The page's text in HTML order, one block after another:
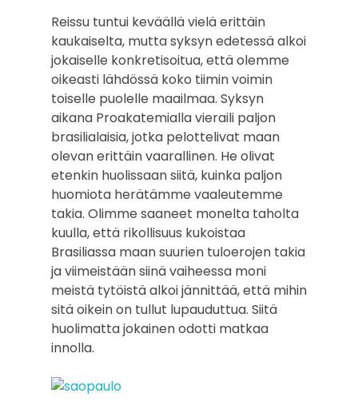
Reissu tuntui keväällä vielä erittäin
kaukaiselta, mutta syksyn edetessä alkoi
jokaiselle konkretisoitua, että olemme
oikeasti lähdössä koko tiimin voimin
toiselle puolelle maailmaa. Syksyn
aikana Proakatemialla vieraili paljon
brasilialaisia, jotka pelottelivat maan
olevan erittäin vaarallinen. He olivat
etenkin huolissaan siitä, kuinka paljon
huomiota herätämme vaaleutemme
takia. Olimme saaneet monelta taholta
kuulla, että rikollisuus kukoistaa
Brasiliassa maan suurien tuloerojen takia
ja viimeistään siinä vaiheessa moni
meistä tytöistä alkoi jännittää, että mihin
sitä oikein on tullut lupauduttua. Siitä
huolimatta jokainen odotti matkaa
innolla.